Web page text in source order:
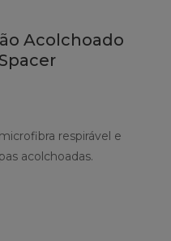
Acolchoado
respirável e
acolchoadas.